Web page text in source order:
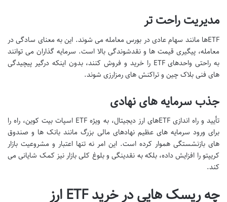
مدیریت راحت تر
ETFها مانند سهام عادی در بورس معامله می شوند. این به معنای سادگی در
معامله، پیگیری قیمت ها و نقدشوندگی بالا است. سرمایه گذاران می توانند
به راحتی واحدهای ETF را خرید و فروش کنند، بدون اینکه درگیر پیچیدگی
های فنی بلاک چین و تراکنش های رمزارزی شوند.
جذب سرمایه های نهادی
تأیید و راه اندازی ETFهای ارز دیجیتال، به ویژه ETF اسپات بیت کوین، راه را
برای ورود سرمایه های عظیم نهادهای مالی بزرگ مانند بانک ها و صندوق
های بازنشستگی هموار کرده است. این امر نه تنها اعتبار و مشروعیت بازار
کریپتو را افزایش داده، بلکه به نقدینگی و بلوغ کلی بازار نیز کمک شایانی می
کند.
چه ریسک هایی در خرید ETF ارز